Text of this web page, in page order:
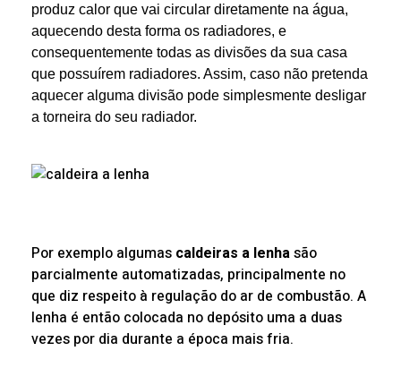
produz calor que vai circular diretamente na água,
aquecendo desta forma os radiadores, e
consequentemente todas as divisões da sua casa
que possuírem radiadores. Assim, caso não pretenda
aquecer alguma divisão pode simplesmente desligar
a torneira do seu radiador.
Por exemplo algumas caldeiras a lenhasão
parcialmente automatizadas, principalmente no
que diz respeito à regulação do ar de combustão. A
lenha é então colocada no depósito uma a duas
vezes por dia durante a época mais fria.